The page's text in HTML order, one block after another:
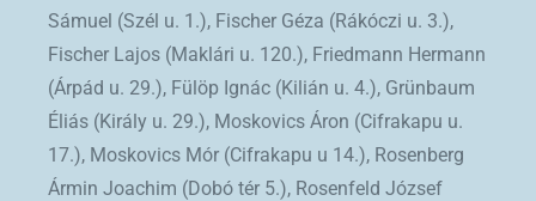
Sámuel (Szél u. 1.), Fischer Géza (Rákóczi u. 3.),
Fischer Lajos (Maklári u. 120.), Friedmann Hermann
(Árpád u. 29.), Fülöp Ignác (Kilián u. 4.), Grünbaum
Éliás (Király u. 29.), Moskovics Áron (Cifrakapu u.
17.), Moskovics Mór (Cifrakapu u 14.), Rosenberg
Ármin Joachim (Dobó tér 5.), Rosenfeld József